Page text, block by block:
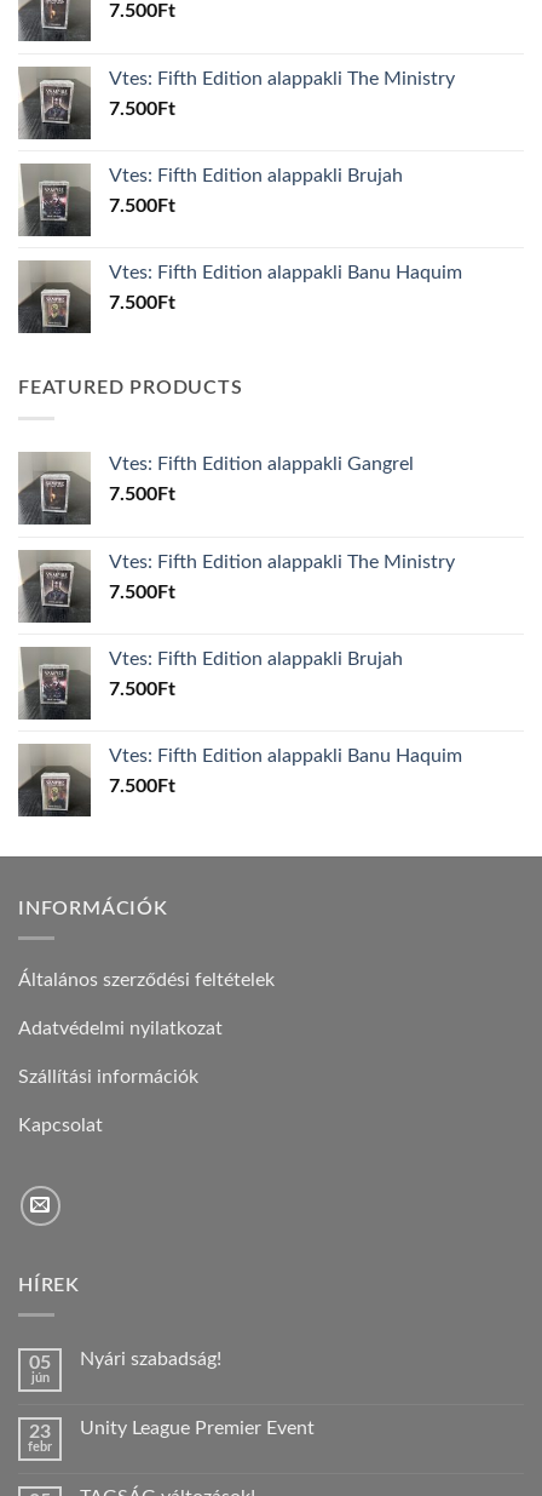
7.500Ft
Vtes: Fifth Edition alappakli The Ministry
7.500Ft
Vtes: Fifth Edition alappakli Brujah
7.500Ft
Vtes: Fifth Edition alappakli Banu Haquim
7.500Ft
FEATURED PRODUCTS
Vtes: Fifth Edition alappakli Gangrel
7.500Ft
Vtes: Fifth Edition alappakli The Ministry
7.500Ft
Vtes: Fifth Edition alappakli Brujah
7.500Ft
Vtes: Fifth Edition alappakli Banu Haquim
7.500Ft
INFORMÁCIÓK
Általános szerződési feltételek
Adatvédelmi nyilatkozat
Szállítási információk
Kapcsolat
HÍREK
05
jún
Nyári szabadság!
Nyári
23
febr
Unity League Premier Event